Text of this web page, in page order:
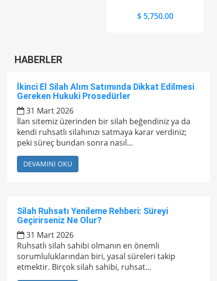
$ 5,750.00
HABERLER
İkinci El Silah Alım Satımında Dikkat Edilmesi
Gereken Hukuki Prosedürler
31 Mart 2026
İlan sitemiz üzerinden bir silah beğendiniz ya da
kendi ruhsatlı silahınızı satmaya karar verdiniz;
peki süreç bundan sonra nasıl...
DEVAMINI OKU
Silah Ruhsatı Yenileme Rehberi: Süreyi
Geçirirseniz Ne Olur?
31 Mart 2026
Ruhsatlı silah sahibi olmanın en önemli
sorumluluklarından biri, yasal süreleri takip
etmektir. Birçok silah sahibi, ruhsat...